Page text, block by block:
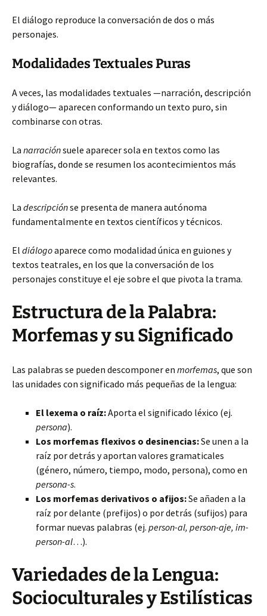
El diálogo reproduce la conversación de dos o más
personajes.
Modalidades Textuales Puras
A veces, las modalidades textuales —narración, descripción
y diálogo— aparecen conformando un texto puro, sin
combinarse con otras.
La narraciónsuele aparecer sola en textos como las
biografías, donde se resumen los acontecimientos más
relevantes.
La descripciónse presenta de manera autónoma
fundamentalmente en textos científicos y técnicos.
El diálogoaparece como modalidad única en guiones y
textos teatrales, en los que la conversación de los
personajes constituye el eje sobre el que pivota la trama.
Estructura de la Palabra:
Morfemas y su Significado
Las palabras se pueden descomponer en morfemas, que son
las unidades con significado más pequeñas de la lengua:
El lexema o raíz:Aporta el significado léxico (ej.
persona).
Los morfemas flexivos o desinencias:Se unen a la
raíz por detrás y aportan valores gramaticales
(género, número, tiempo, modo, persona), como en
persona-s.
Los morfemas derivativos o afijos:Se añaden a la
raíz por delante (prefijos) o por detrás (sufijos) para
formar nuevas palabras (ej. person-al, person-aje, im-
person-al…).
Variedades de la Lengua:
Socioculturales y Estilísticas